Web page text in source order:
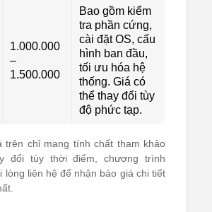
1.000.000
–
1.500.000
Bao gồm kiểm
tra phần cứng,
cài đặt OS, cấu
hình ban đầu,
tối ưu hóa hệ
thống. Giá có
thể thay đổi tùy
độ phức tạp.
chỉ mang tính chất tham khảo
đổi tùy thời điểm, chương trình
lòng liên hệ để nhận báo giá chi tiết